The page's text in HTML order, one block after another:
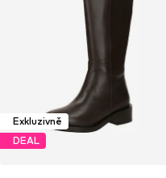
Exkluzivně
DEAL